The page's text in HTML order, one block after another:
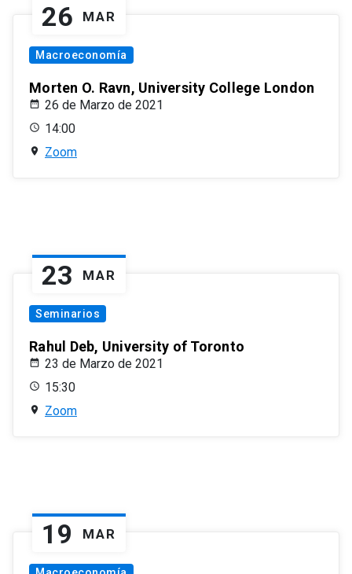
26 MAR
Macroeconomía
Morten O. Ravn, University College London
26 de Marzo de 2021
14:00
Zoom
23 MAR
Seminarios
Rahul Deb, University of Toronto
23 de Marzo de 2021
15:30
Zoom
19 MAR